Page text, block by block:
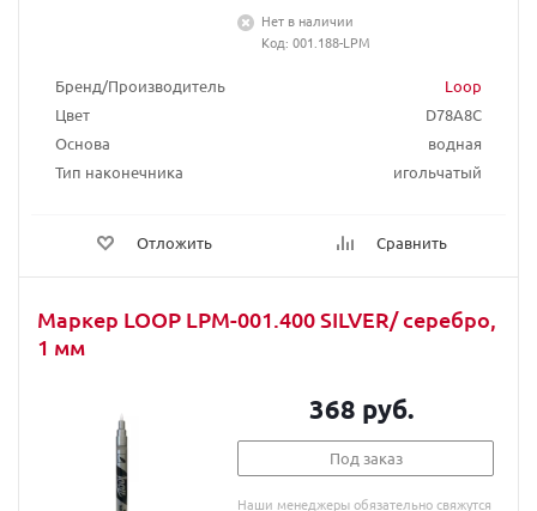
Бренд/Производитель
Loop
Цвет
D78A8C
Основа
водная
Тип наконечника
игольчатый
Отложить Сравнить
Нет в наличии
Код: 001.188-LPM
Маркер LOOP LPM-001.400 SILVER/ серебро,
1 мм
368 руб.
Под заказ
Наши менеджеры обязательно свяжутся